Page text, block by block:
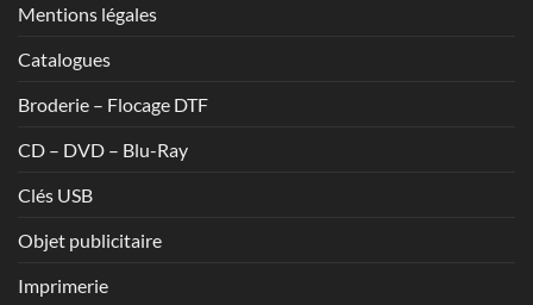
Mentions légales
Catalogues
Broderie – Flocage DTF
CD – DVD – Blu-Ray
Clés USB
Objet publicitaire
Imprimerie